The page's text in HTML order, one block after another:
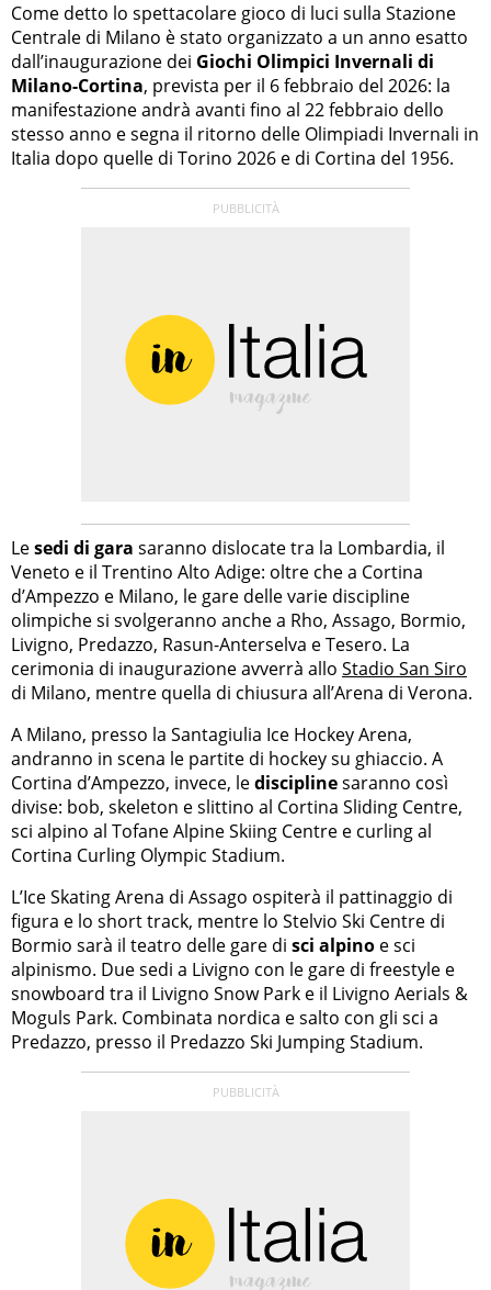
Come detto lo spettacolare gioco di luci sulla Stazione
Centrale di Milano è stato organizzato a un anno esatto
dall’inaugurazione dei Giochi Olimpici Invernali di
Milano-Cortina, prevista per il 6 febbraio del 2026: la
manifestazione andrà avanti fino al 22 febbraio dello
stesso anno e segna il ritorno delle Olimpiadi Invernali in
Italia dopo quelle di Torino 2026 e di Cortina del 1956.
Lesedi di gara saranno dislocate tra la Lombardia, il
Veneto e il Trentino Alto Adige: oltre che a Cortina
d’Ampezzo e Milano, le gare delle varie discipline
olimpiche si svolgeranno anche a Rho, Assago, Bormio,
Livigno, Predazzo, Rasun-Anterselva e Tesero. La
cerimonia di inaugurazione avverrà allo Stadio San Siro
di Milano, mentre quella di chiusura all’Arena di Verona.
A Milano, presso la Santagiulia Ice Hockey Arena,
andranno in scena le partite di hockey su ghiaccio. A
Cortina d’Ampezzo, invece, ledisciplinesaranno così
divise: bob, skeleton e slittino al Cortina Sliding Centre,
sci alpino al Tofane Alpine Skiing Centre e curling al
Cortina Curling Olympic Stadium.
L’Ice Skating Arena di Assago ospiterà il pattinaggio di
figura e lo short track, mentre lo Stelvio Ski Centre di
Bormio sarà il teatro delle gare di sci alpino e sci
alpinismo. Due sedi a Livigno con le gare di freestyle e
snowboard tra il Livigno Snow Park e il Livigno Aerials &
Moguls Park. Combinata nordica e salto con gli sci a
Predazzo, presso il Predazzo Ski Jumping Stadium.